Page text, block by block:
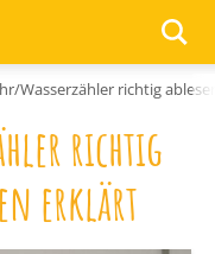
Wasserzähler richtig
richtig
erklärt